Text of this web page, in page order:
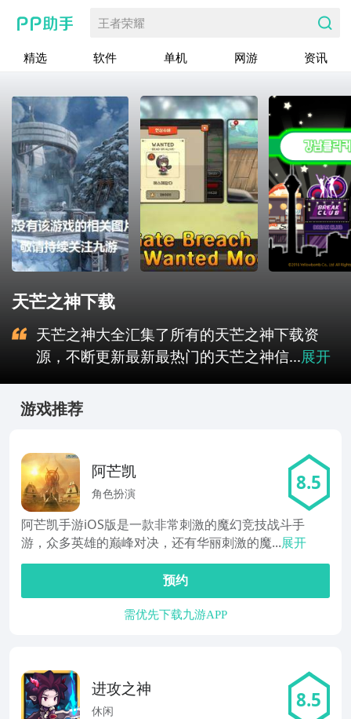
王者荣耀
精选 软件 单机 网游 资讯
天芒之神下载
天芒之神大全汇集了所有的天芒之神下载资
源，不断更新最新最热门的天芒之神信...展开
游戏推荐
阿芒凯
角色扮演 8.5
阿芒凯手游iOS版是一款非常刺激的魔幻竞技战斗手
游，众多英雄的巅峰对决，还有华丽刺激的魔...展开
预约
需优先下载九游APP
进攻之神
休闲 8.5